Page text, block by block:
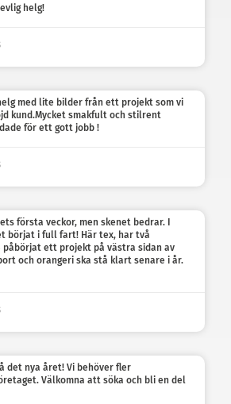
helg!
med lite bilder från ett projekt som vi
kund.Mycket smakfult och stilrent
för ett gott jobb !
första veckor, men skenet bedrar. I
börjat i full fart! Här tex, har två
påbörjat ett projekt på västra sidan av
och orangeri ska stå klart senare i år.
det nya året! Vi behöver fler
Välkomna att söka och bli en del